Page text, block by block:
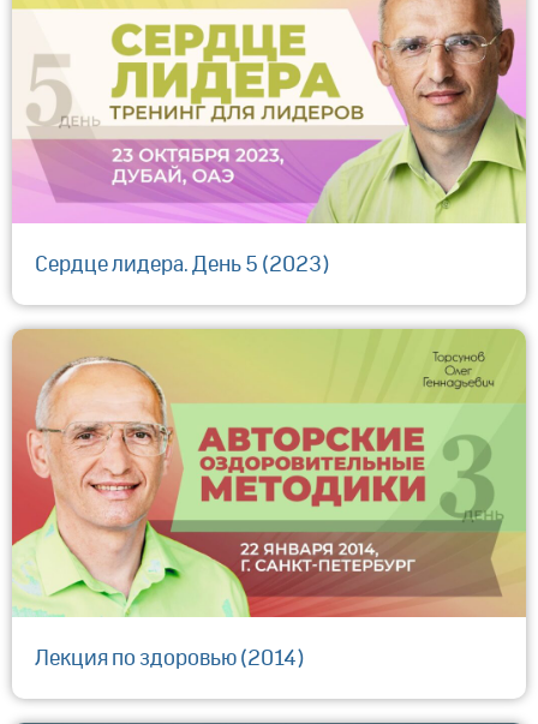
Сердце лидера. День 5 (2023)
Лекция по здоровью (2014)